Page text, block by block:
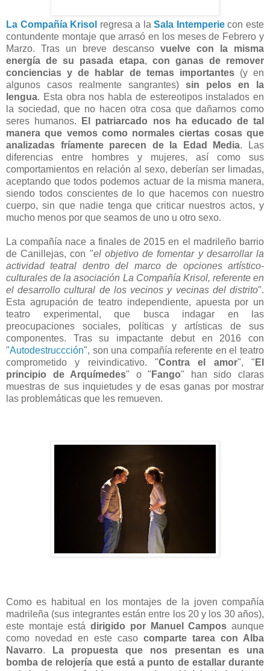
La Compañía Krisol regresa a laSala Intemperiecon este
contundente montaje que arrasó en los meses de Febrero y
Marzo. Tras un breve descanso vuelve con la misma
energía de su pasada etapa, con ganas de remover
conciencias y de hablar de temas importantes(y en
algunos casos realmente sangrantes) sin pelos en la
lengua. Esta obra nos habla de estereotipos instalados en
la sociedad, que no hacen otra cosa que dañarnos como
seres humanos. El patriarcado nos ha educado de tal
manera que vemos como normales ciertas cosas que
analizadas fríamente parecen de la Edad Media. Las
diferencias entre hombres y mujeres, así como sus
comportamientos en relación al sexo, deberían ser limadas,
aceptando que todos podemos actuar de la misma manera,
siendo todos conscientes de lo que hacemos con nuestro
cuerpo, sin que nadie tenga que criticar nuestros actos, y
mucho menos por que seamos de uno u otro sexo.
La compañía nace a finales de 2015 en el madrileño barrio
de Canillejas, con "el objetivo de fomentar y desarrollar la
actividad teatral dentro del marco de opciones artístico-
culturales de la asociación La Compañía Krisol, referente en
el desarrollo cultural de los vecinos y vecinas del distrito".
Esta agrupación de teatro independiente, apuesta por un
teatro experimental, que busca indagar en las
preocupaciones sociales, políticas y artísticas de sus
componentes. Tras su impactante debut en 2016 con
"Autodestruccción", son una compañía referente en el teatro
comprometido y reivindicativo. "Contra el amor", " El
principio de Arquímedes" o " Fango" han sido claras
muestras de sus inquietudes y de esas ganas por mostrar
las problemáticas que les remueven.
Como es habitual en los montajes de la joven compañía
madrileña (sus integrantes están entre los 20 y los 30 años),
este montaje estádirigido por Manuel Campos aunque
como novedad en este caso comparte tarea con Alba
Navarro.
La propuesta que nos presentan es una
bomba de relojería que está a punto de estallar durante